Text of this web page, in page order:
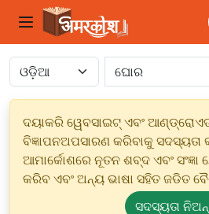
ଦୟାକରି ୱେବସାଇଟ୍ ଏବଂ
ବିଜ୍ଞାପନଅପସାରଣ କରିବାକୁ
ଆମାର୍କୋଶରେ ନୂତନ ଶବ୍ଦ ଏବଂ ସଂଜ୍ଞା
କରିବ ଏବଂ ଅନ୍ୟ ଭାଷା ସହିତ ଜଡିତ
ସଦସ୍ୟତା